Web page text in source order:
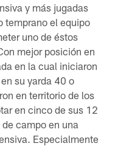
y más jugadas
temprano el equipo
uno de éstos
mejor posición en
en la cual iniciaron
su yarda 40 o
en territorio de los
en cinco de sus 12
campo en una
Especialmente